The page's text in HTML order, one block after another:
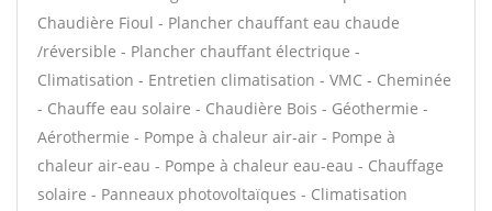
Chaudière Fioul - Plancher chauffant eau chaude
/réversible - Plancher chauffant électrique -
Climatisation - Entretien climatisation - VMC - Cheminée
- Chauffe eau solaire - Chaudière Bois - Géothermie -
Aérothermie - Pompe à chaleur air-air - Pompe à
chaleur air-eau - Pompe à chaleur eau-eau - Chauffage
solaire - Panneaux photovoltaïques - Climatisation